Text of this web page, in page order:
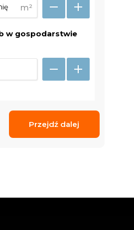
m²
w gospodarstwie
Przejdź dalej